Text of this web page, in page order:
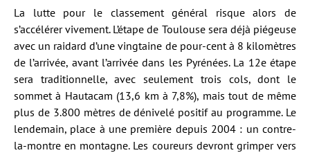
La lutte pour le classement général risque alors de
s’accélérer vivement. L’étape de Toulouse sera déjà piégeuse
avec un raidard d’une vingtaine de pour-cent à 8 kilomètres
de l’arrivée, avant l’arrivée dans les Pyrénées. La 12e étape
sera traditionnelle, avec seulement trois cols, dont le
sommet à Hautacam (13,6 km à 7,8%), mais tout de même
plus de 3.800 mètres de dénivelé positif au programme. Le
lendemain, place à une première depuis 2004 : un contre-
la-montre en montagne. Les coureurs devront grimper vers